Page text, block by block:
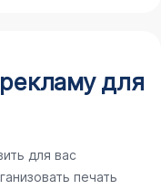
для
для вас
печать